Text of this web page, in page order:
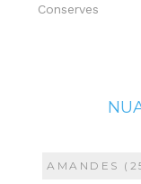
Conserves
AMANDES